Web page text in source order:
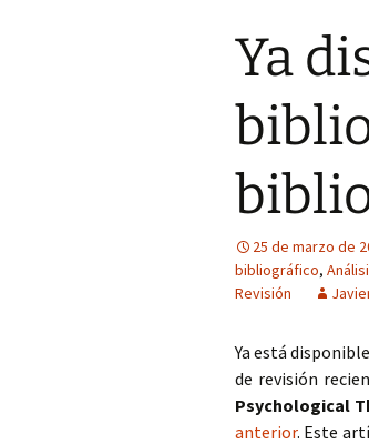
Ya
25 de marzo de
bibliográfico,
Revisión
Ya está
de revisión
Psychological
anterior. Este